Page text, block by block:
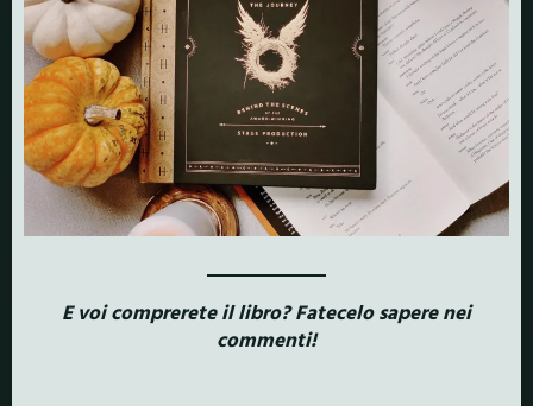
E voi comprerete il libro? Fatecelo sapere nei
commenti!